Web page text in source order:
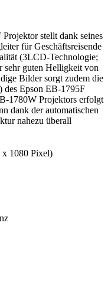
stellt dank seines
für Geschäftsreisende
(3LCD-Technologie;
sehr guten Helligkeit von
Bilder sorgt zudem die
Epson EB-1795F
1780W Projektors erfolgt
dank der automatischen
nahezu überall
1080 Pixel)